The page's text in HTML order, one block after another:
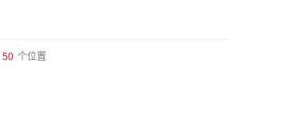
50 个位置